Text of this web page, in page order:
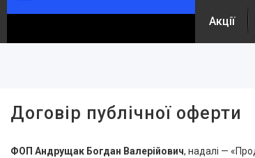
Повернення та обмін
Відгуки
Акції
Договір публічної оферти
ФОП Андрущак Богдан Валерійович, надалі —